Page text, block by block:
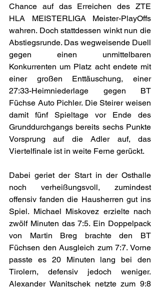
Chance auf das Erreichen des ZTE
HLA MEISTERLIGA Meister-PlayOffs
wahren. Doch stattdessen winkt nun die
Abstiegsrunde. Das wegweisende Duell
gegen einen unmittelbaren
Konkurrenten um Platz acht endete mit
einer großen Enttäuschung, einer
27:33-Heimniederlage gegen BT
Füchse Auto Pichler. Die Steirer weisen
damit fünf Spieltage vor Ende des
Grunddurchgangs bereits sechs Punkte
Vorsprung auf die Adler auf, das
Viertelfinale ist in weite Ferne gerückt.
Dabei geriet der Start in der Osthalle
noch verheißungsvoll, zumindest
offensiv fanden die Hausherren gut ins
Spiel. Michael Miskovez erzielte nach
zwölf Minuten das 7:5. Ein Doppelpack
von Martin Breg brachte den BT
Füchsen den Ausgleich zum 7:7. Vorne
passte es 20 Minuten lang bei den
Tirolern, defensiv jedoch weniger.
Alexander Wanitschek netzte zum 9:8